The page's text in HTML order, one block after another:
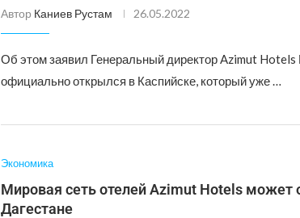
Автор Каниев Рустам 26.05.2022
Об этом заявил Генеральный директор Azimut
официально открылся в Каспийске, который уже …
Экономика
Мировая сеть отелей Azimut Hotels
Дагестане